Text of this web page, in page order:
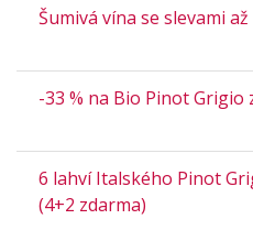
Šumivá vína se slevami až
-33 % na Bio Pinot Grigio
6 lahví Italského Pinot
(4+2 zdarma)